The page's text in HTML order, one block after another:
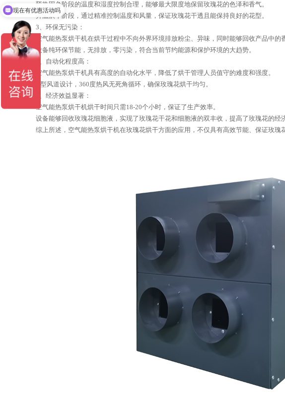
预热固色阶段的温度和湿度控制合理，能够最大限度地保留玫瑰花的色泽和香气。
升温烘干阶段，通过精准控制温度和风量，保证玫瑰花干透且能保持良好的花型。
3、环保无污染：
空气能热泵烘干机在烘干过程中不向外界环境排放粉尘、异味，同时能够回收产品中的
设备纯环保节能，无排放，零污染，符合当前节约能源和保护环境的大趋势。
4、自动化程度高：
空气能热泵烘干机具有高度的自动化水平，降低了烘干管理人员值守的难度和强度。
U型风道设计，360度热风无死角循环，确保玫瑰花烘干均匀。
5、经济效益显著：
空气能热泵烘干机烘干时间只需18-20个小时，保证了生产效率。
设备能够回收玫瑰花细胞液，实现了玫瑰花干花和细胞液的双丰收，提高了玫瑰花的经
综上所述，空气能热泵烘干机在玫瑰花烘干方面的应用，不仅具有高效节能、保证玫
现在有优惠活动吗